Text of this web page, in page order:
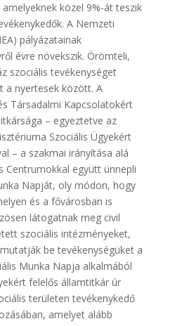
közel 9%-át teszik
A Nemzeti
pályázatainak
évre növekszik. Örömteli,
szociális tevékenységet
a nyertesek között. A
Társadalmi Kapcsolatokért
– egyeztetve az
Szociális Ügyekért
– a szakmai irányítása alá
együtt ünnepli
Napját, oly módon, hogy
és a fővárosban is
látogatnak meg civil
szociális intézményeket,
be tevékenységüket a
Munka Napja alkalmából
felelős államtitkár úr
területen tevékenykedő
amelyet alább